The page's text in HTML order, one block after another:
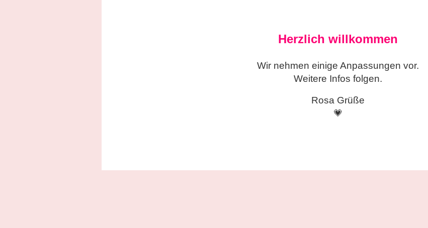
Herzlich willkommen
Wir nehmen einigeAnpassungen vor.
Weitere Infos folgen.
Rosa Grüße
💗